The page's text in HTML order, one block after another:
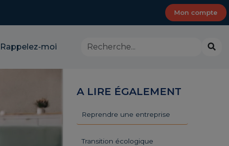
Mon compte
Rappelez-moi
Rechercher
dans
CMA
Alpes-
A LIRE ÉGALEMENT
Reprendre une entreprise
Transition écologique